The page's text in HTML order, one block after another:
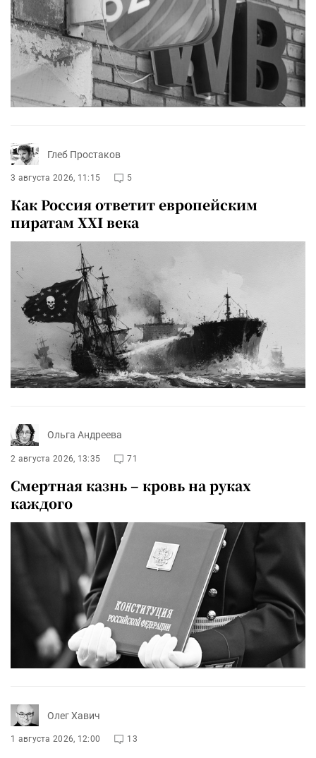
Глеб Простаков
3 августа 2026, 11:15 5
Как Россия ответит европейским
пиратам XXI века
Ольга Андреева
2 августа 2026, 13:35 71
Смертная казнь – кровь на руках
каждого
Олег Хавич
1 августа 2026, 12:00 13